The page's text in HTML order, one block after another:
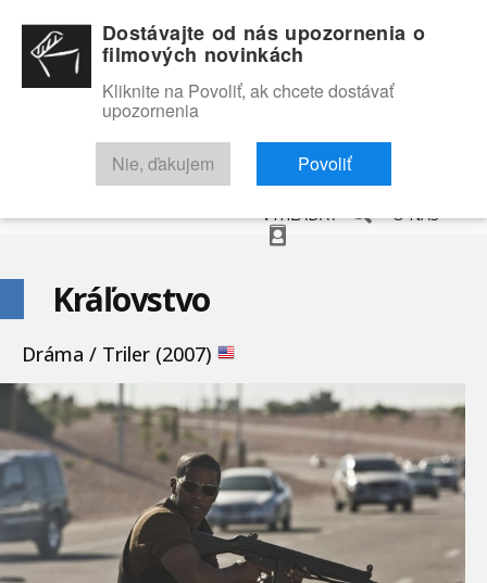
RECENZIE TRAILERY FILMOVÁ DATABÁZA
VYHĽADAŤ O NÁS
Kráľovstvo
Dráma / Triler (2007)
Dostávajte od nás upozornenia o
filmových novinkách
Kliknite na Povoliť, ak chcete dostávať
upozornenia
Nie, ďakujem Povoliť